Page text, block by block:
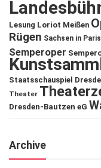
Lesung Loriot Meißen
Rügen Sachsen in Paris
Semperoper
Staatsschauspiel
Theater
Dresden-Bautzen eG
Archive